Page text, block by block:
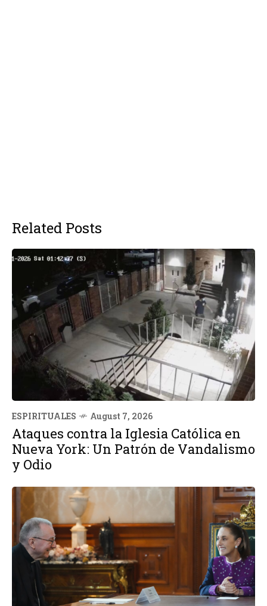
Related Posts
ESPIRITUALES August 7, 2026
Ataques contra la Iglesia Católica en
Nueva York: Un Patrón de Vandalismo
y Odio